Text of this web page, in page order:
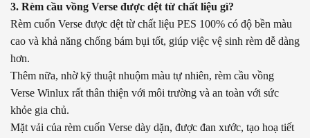
3. Rèm cầu vồng Verse được dệt từ chất liệu gì?
Rèm cuốn Verse được dệt từ chất liệu PES 100% có độ bền màu
cao và khả năng chống bám bụi tốt, giúp việc vệ sinh rèm dễ dàng
hơn.
Thêm nữa, nhờ kỹ thuật nhuộm màu tự nhiên, rèm cầu vồng
Verse Winlux rất thân thiện với môi trường và an toàn với sức
khỏe gia chủ.
Mặt vải của rèm cuốn Verse dày dặn, được đan xước, tạo hoạ tiết